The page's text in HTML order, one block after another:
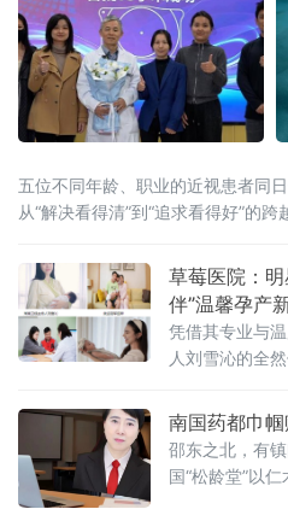
五位不同年龄、职业的近视患者同
从“解决看得清”到“追求看得好”的
体植入操作，华中地区首例EVO+
这项全球近视矫正领域的前沿技术
5.8mm增至5.0-6.1mm，暗瞳覆盖
草莓医院：
伴”温馨孕产
凭借其专业与
人刘雪沁的全
每一位孕妈都
孕产体验。
南国药都巾
邵东之北，有
国“松龄堂”以